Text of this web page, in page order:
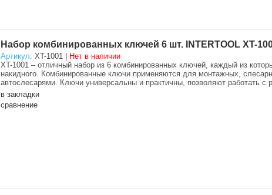
Набор комбинированных ключей 6 шт. INTERTOOL XT-
Артикул: XT-1001 |
Нет в наличии
XT-1001 – отличный набор из 6 комбинированных ключей, каждый из
накидного. Комбинированные ключи применяются для монтажных,
автослесарями. Ключи универсальны и практичны, позволяют работать с
в закладки
сравнение